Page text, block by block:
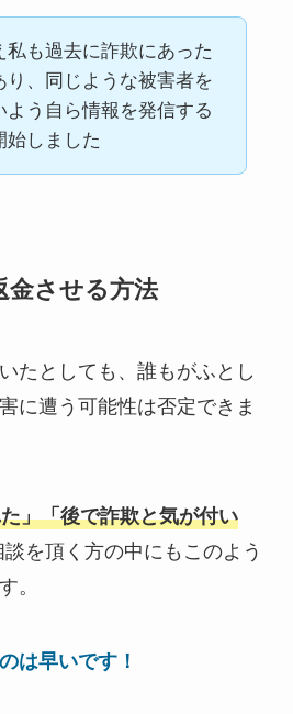
私も過去に詐欺にあった
り、同じような被害者を
よう自ら情報を発信する
始しました
金させる方法
たとしても、誰もがふとし
に遭う可能性は否定できま
」「後で詐欺と気が付い
を頂く方の中にもこのよう
。
は早いです！